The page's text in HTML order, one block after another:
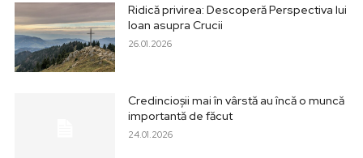
Ridică privirea: Descoperă Perspectiva lui
Ioan asupra Crucii
26.01.2026
Credincioșii mai în vârstă au încă o muncă
importantă de făcut
24.01.2026